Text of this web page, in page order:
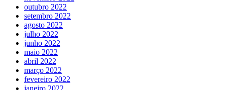
outubro 2022
setembro 2022
agosto 2022
julho 2022
junho 2022
maio 2022
abril 2022
março 2022
fevereiro 2022